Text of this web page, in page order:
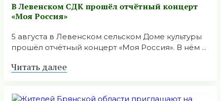
В Левенском СДК прошёл отчётный концерт
«Моя Россия»
5 августа в Левенском сельском Доме культуры
прошёл отчётный концерт «Моя Россия». В нём ...
Читать далее